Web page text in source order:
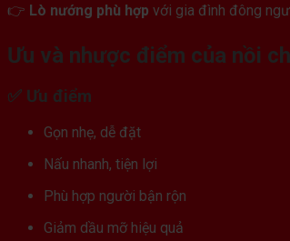
👉 Lò nướng phù hợp với gia đình đông
Ưu và nhược điểm của nồi
✅ Ưu điểm
Gọn nhẹ, dễ đặt
Nấu nhanh, tiện lợi
Phù hợp người bận rộn
Giảm dầu mỡ hiệu quả